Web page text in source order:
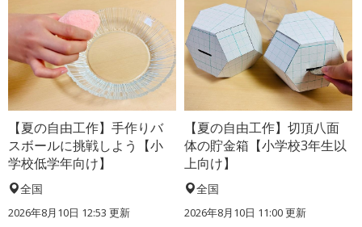
【夏の自由工作】手作りバ
スボールに挑戦しよう【小
学校低学年向け】
全国
2026年8月10日 12:53 更新
【夏の自由工作】切頂八面
体の貯金箱【小学校3年生以
上向け】
全国
2026年8月10日 11:00更新